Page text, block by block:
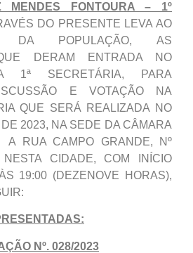
MENDES FONTOURA – 1º
DO PRESENTE LEVA AO
DA POPULAÇÃO, AS
DERAM ENTRADA NO
1ª SECRETÁRIA, PARA
E VOTAÇÃO NA
QUE SERÁ REALIZADA NO
2023, NA SEDE DA CÂMARA
A RUA CAMPO GRANDE, Nº
CIDADE, COM INÍCIO
19:00 (DEZENOVE HORAS),
Nº. 028/2023